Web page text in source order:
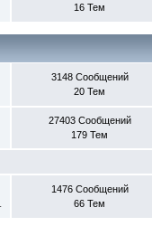
16 Тем
3148 Сообщений
20 Тем
27403 Сообщений
179 Тем
1476 Сообщений
66 Тем